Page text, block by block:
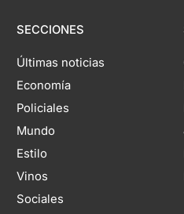
SECCIONES
Últimas noticias
Economía
Policiales
Mundo
Estilo
Vinos
Sociales